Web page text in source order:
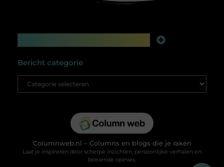
Bericht categorie
Columnweb.nl – Columns en blogs die je raken
Laat je inspireren door scherpe inzichten, persoonlijke verhalen en
boeiende opinies.